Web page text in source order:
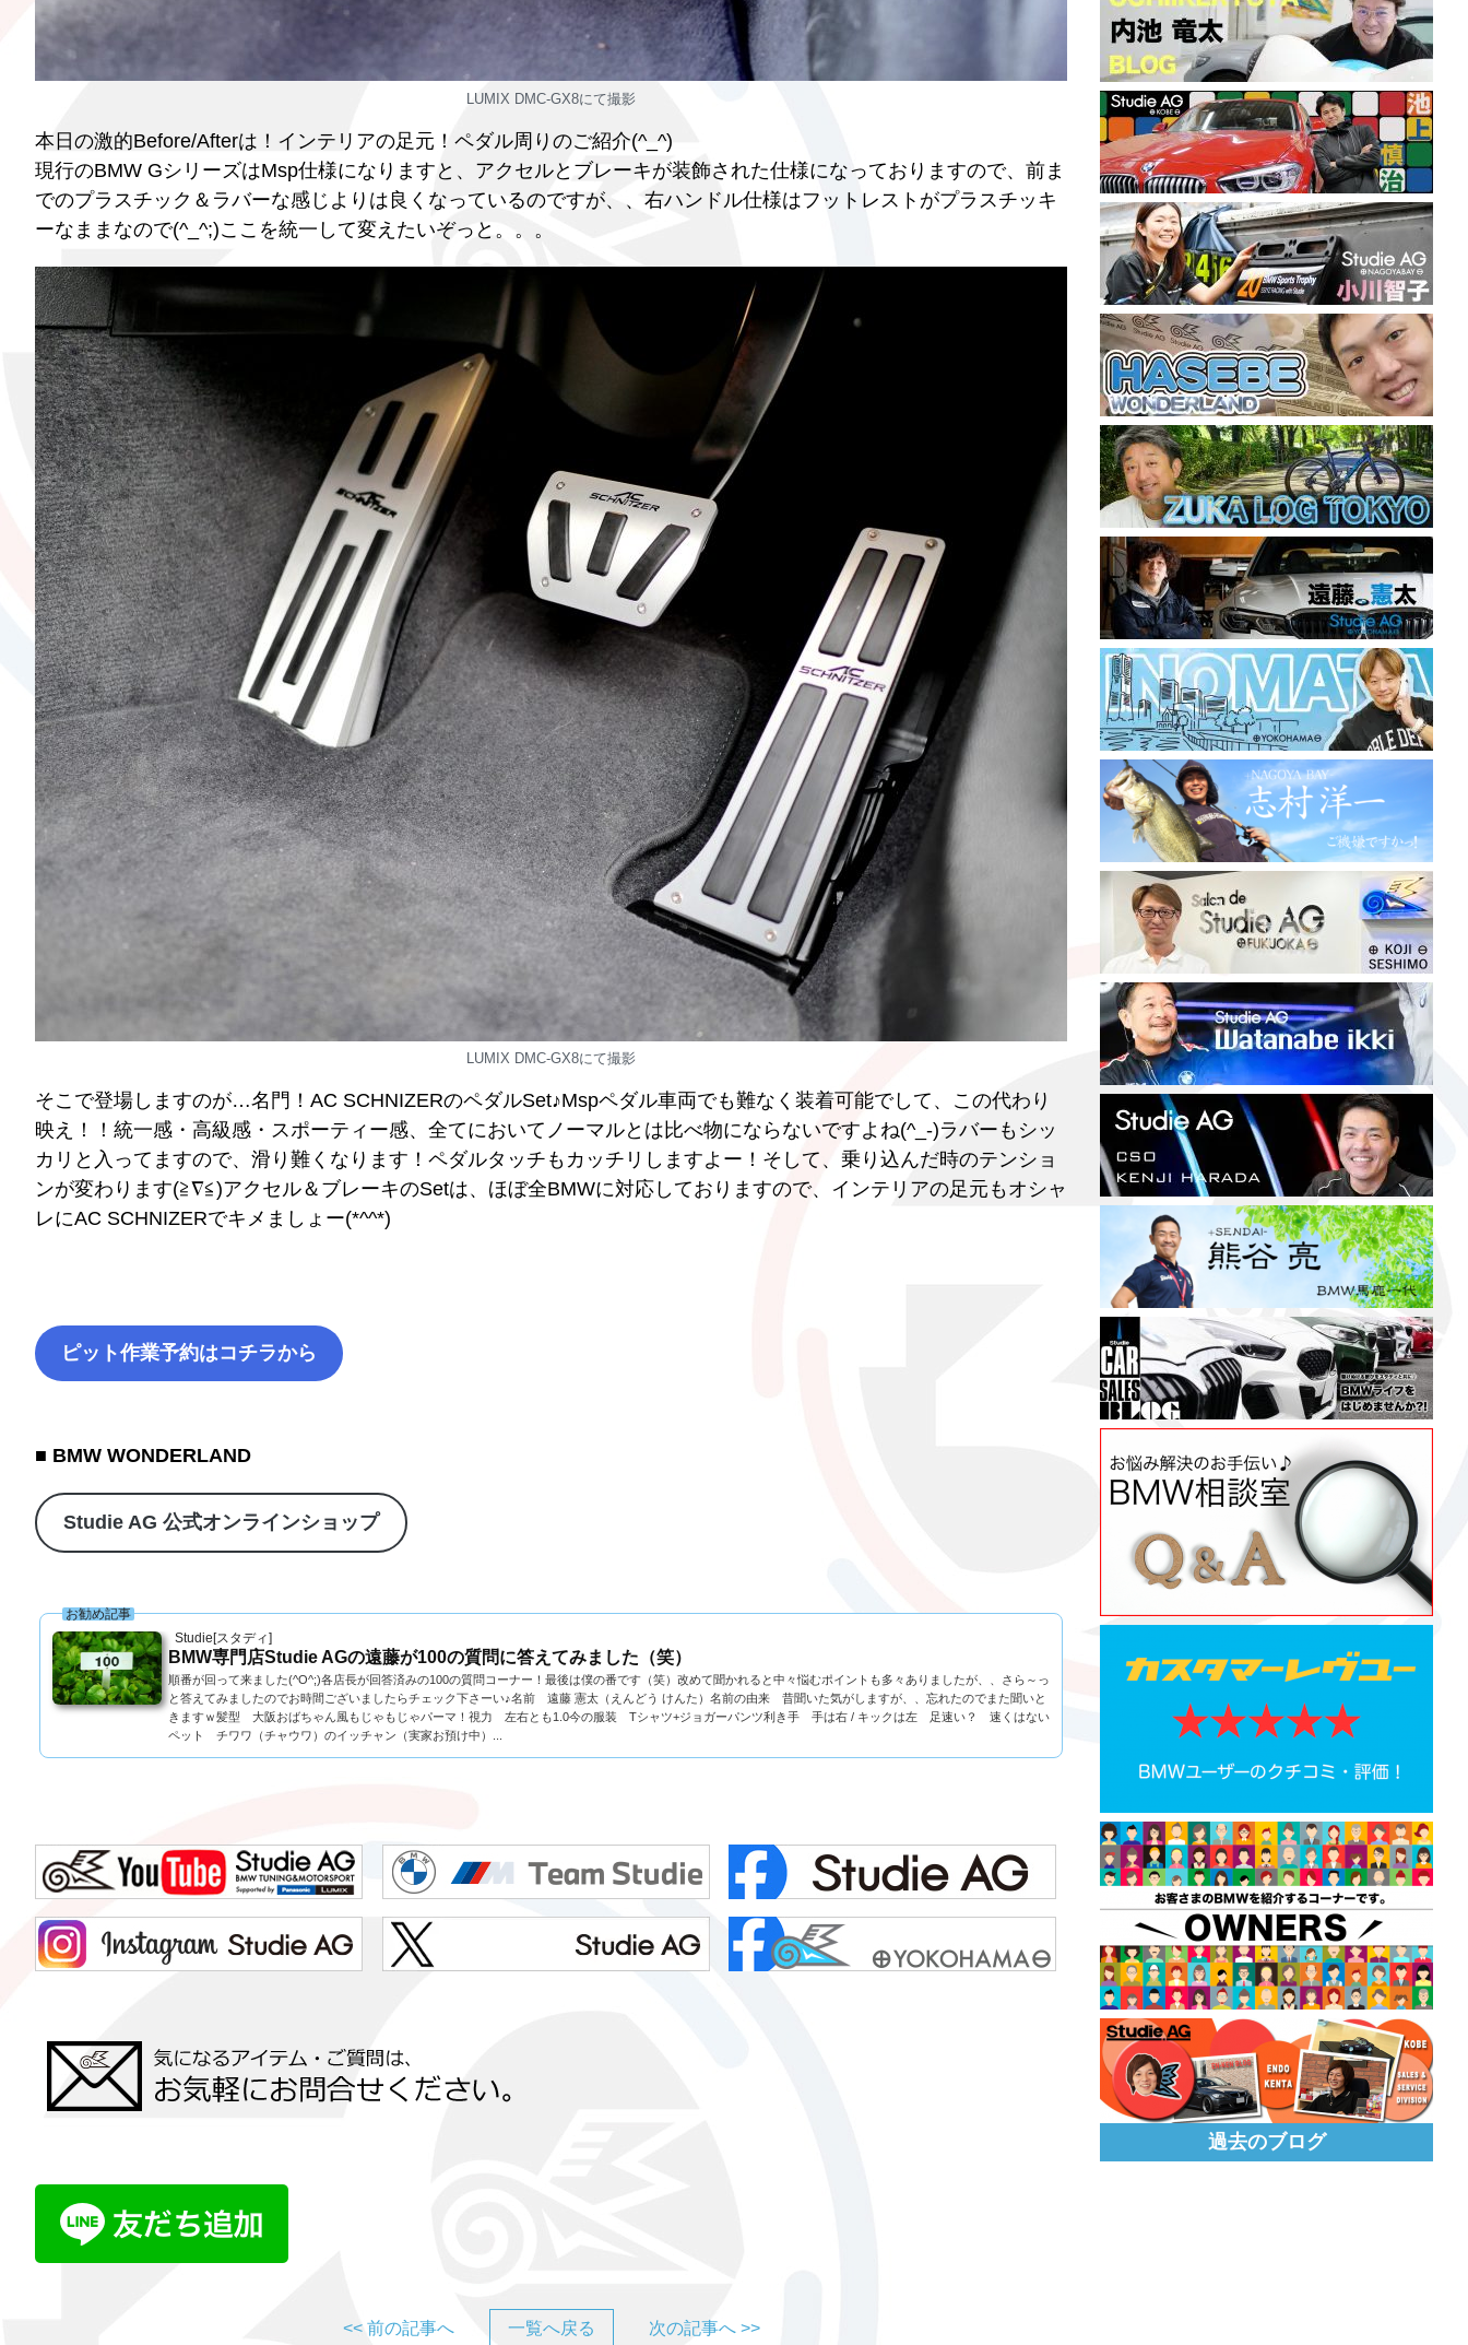
LUMIX DMC-GX8にて撮影
本日の激的Before/Afterは！インテリアの足元！ペダル周りのご紹介(^_^)
現行のBMW GシリーズはMsp仕様になりますと、アクセルとブレーキが装飾された仕様になっておりますので、前ま
でのプラスチック＆ラバーな感じよりは良くなっているのですが、、右ハンドル仕様はフットレストがプラスチッキ
ーなままなので(^_^;)ここを統一して変えたいぞっと。。。
LUMIX DMC-GX8にて撮影
そこで登場しますのが…名門！AC SCHNIZERのペダルSet♪Mspペダル車両でも難なく装着可能でして、この代わり
映え！！統一感・高級感・スポーティー感、全てにおいてノーマルとは比べ物にならないですよね(^_-)ラバーもシッ
カリと入ってますので、滑り難くなります！ペダルタッチもカッチリしますよー！そして、乗り込んだ時のテンショ
ンが変わります(≧∇≦)アクセル＆ブレーキのSetは、ほぼ全BMWに対応しておりますので、インテリアの足元もオシャ
レにAC SCHNIZERでキメましょー(*^^*)
ピット作業予約はコチラから
■ BMW WONDERLAND
Studie AG 公式オンラインショップ
Studie[スタディ]
お勧め記事
BMW専門店Studie AGの遠藤が100の質問に答えてみました（笑）
順番が回って来ました(^O^;)各店長が回答済みの100の質問コーナー！最後は僕の番です（笑）改めて聞かれると中々悩むポイントも多々ありましたが、、さら～っ
と答えてみましたのでお時間ございましたらチェック下さーい♪名前 遠藤 憲太（えんどう けんた）名前の由来 昔聞いた気がしますが、、忘れたのでまた聞いと
きますｗ髪型 大阪おばちゃん風もじゃもじゃパーマ！視力 左右とも1.0今の服装 Tシャツ+ジョガーパンツ利き手 手は右 / キックは左 足速い？ 速くはない
ペット チワワ（チャウワ）のイッチャン（実家お預け中）...
<< 前の記事へ 一覧へ戻る 次の記事へ >>
過去のブログ